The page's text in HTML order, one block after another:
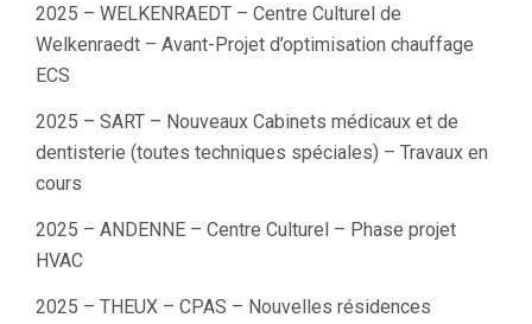
2025 – WELKENRAEDT – Centre Culturel de
Welkenraedt – Avant-Projet d’optimisation chauffage
ECS
2025 – SART – Nouveaux Cabinets médicaux et de
dentisterie (toutes techniques spéciales) – Travaux en
cours
2025 – ANDENNE – Centre Culturel – Phase projet
HVAC
2025 – THEUX – CPAS – Nouvelles résidences